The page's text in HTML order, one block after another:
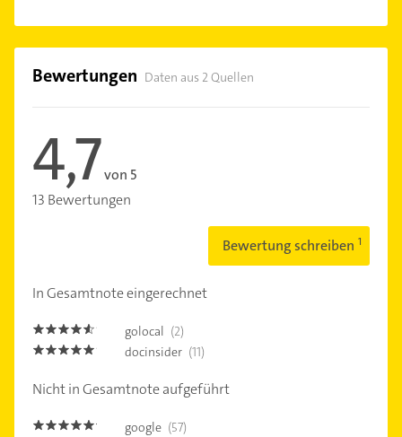
Bewertungen Daten aus 2 Quellen
4,7von 5
13 Bewertungen
Bewertung schreiben
In Gesamtnote eingerechnet
4.5 golocal (2)
4.8 docinsider (11)
Nicht in Gesamtnote aufgeführt
5.0 google (57)